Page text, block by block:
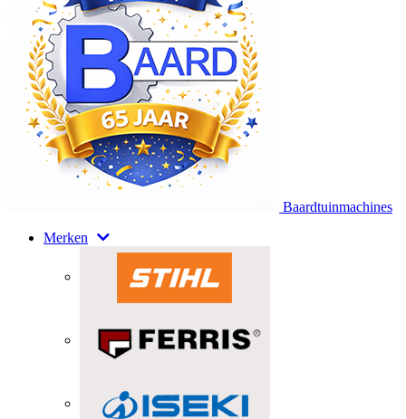
Baardtuinmachines
Merken